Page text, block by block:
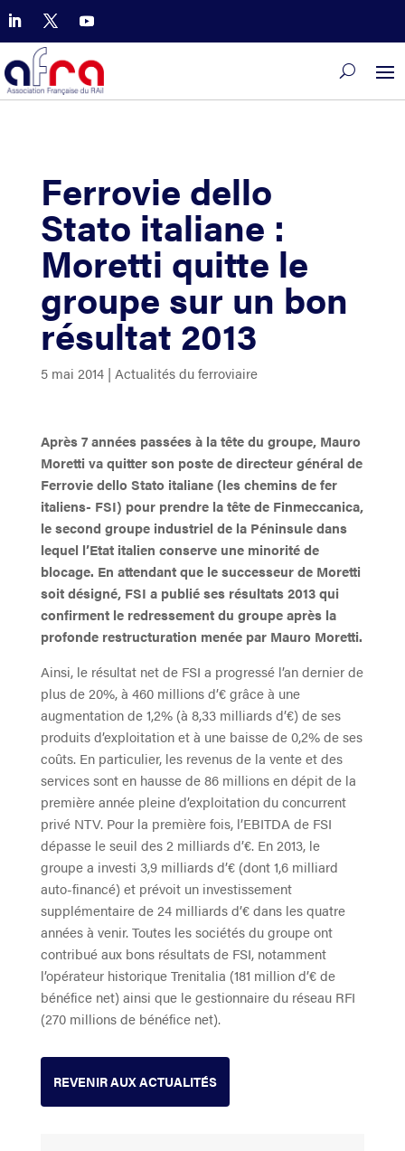
Ferrovie dello
Stato italiane :
Moretti quitte le
groupe sur un bon
résultat 2013
5 mai 2014| Actualités du ferroviaire
Après 7 années passées à la tête du groupe, Mauro
Moretti va quitter son poste de directeur général de
Ferrovie dello Stato italiane (les chemins de fer
italiens- FSI) pour prendre la tête de Finmeccanica,
le second groupe industriel de la Péninsule dans
lequel l’Etat italien conserve une minorité de
blocage. En attendant que le successeur de Moretti
soit désigné, FSI a publié ses résultats 2013 qui
confirment le redressement du groupe après la
profonde restructuration menée par Mauro Moretti.
Ainsi, le résultat net de FSI a progressé l’an dernier de
plus de 20%, à 460 millions d’€ grâce à une
augmentation de 1,2% (à 8,33 milliards d’€) de ses
produits d’exploitation et à une baisse de 0,2% de ses
coûts. En particulier, les revenus de la vente et des
services sont en hausse de 86 millions en dépit de la
première année pleine d’exploitation du concurrent
privé NTV. Pour la première fois, l’EBITDA de FSI
dépasse le seuil des 2 milliards d’€. En 2013, le
groupe a investi 3,9 milliards d’€ (dont 1,6 milliard
auto-financé) et prévoit un investissement
supplémentaire de 24 milliards d’€ dans les quatre
années à venir. Toutes les sociétés du groupe ont
contribué aux bons résultats de FSI, notamment
l’opérateur historique Trenitalia (181 million d’€ de
bénéfice net) ainsi que le gestionnaire du réseau RFI
(270 millions de bénéfice net).
REVENIR AUX ACTUALITÉS